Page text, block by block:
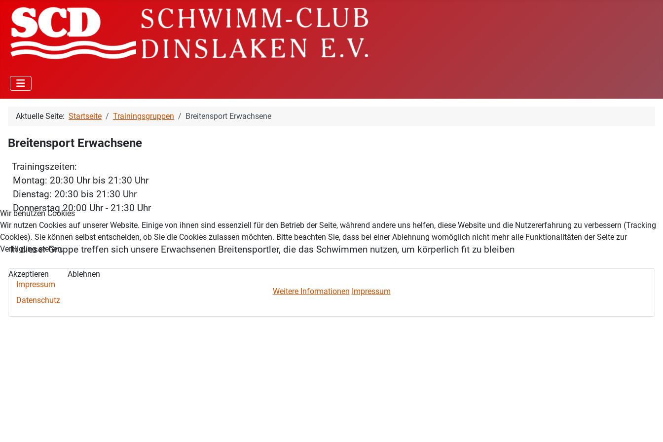
Aktuelle Seite: Startseite Trainingsgruppen Breitensport Erwachsene
Breitensport Erwachsene
Trainingszeiten:
Montag: 20:30 Uhr bis 21:30 Uhr
Dienstag: 20:30 bis 21:30 Uhr
Donnerstag 20:00 Uhr - 21:30 Uhr
In dieser Gruppe treffen sich unsere Erwachsenen Breitensportler, die das Schwimmen nutzen, um körperlich fit zu bleiben
Impressum
Datenschutz
Wir benutzen Cookies
Wir nutzen Cookies auf unserer Website. Einige von ihnen sind essenziell für den Betrieb der Seite, während andere uns helfen, diese Website und die Nutzererfahrung zu verbessern (Tracking
Cookies). Sie können selbst entscheiden, ob Sie die Cookies zulassen möchten. Bitte beachten Sie, dass bei einer Ablehnung womöglich nicht mehr alle Funktionalitäten der Seite zur
Verfügung stehen.
Akzeptieren
Ablehnen
Weitere Informationen Impressum